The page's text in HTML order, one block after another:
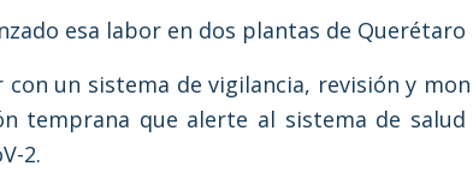
esa labor en dos plantas de Querétaro
un sistema de vigilancia, revisión y
temprana que alerte al sistema de
2.